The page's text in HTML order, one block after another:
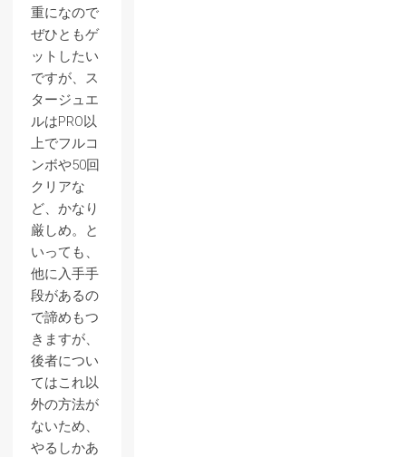
重になので
ぜひともゲ
ットしたい
ですが、ス
タージュエ
ルはPRO以
上でフルコ
ンボや50回
クリアな
ど、かなり
厳しめ。と
いっても、
他に入手手
段があるの
で諦めもつ
きますが、
後者につい
てはこれ以
外の方法が
ないため、
やるしかあ